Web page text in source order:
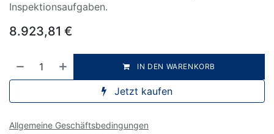
Inspektionsaufgaben.
8.923,81 €
IN DEN WARENKORB
Jetzt kaufen
Allgemeine Geschäftsbedingungen